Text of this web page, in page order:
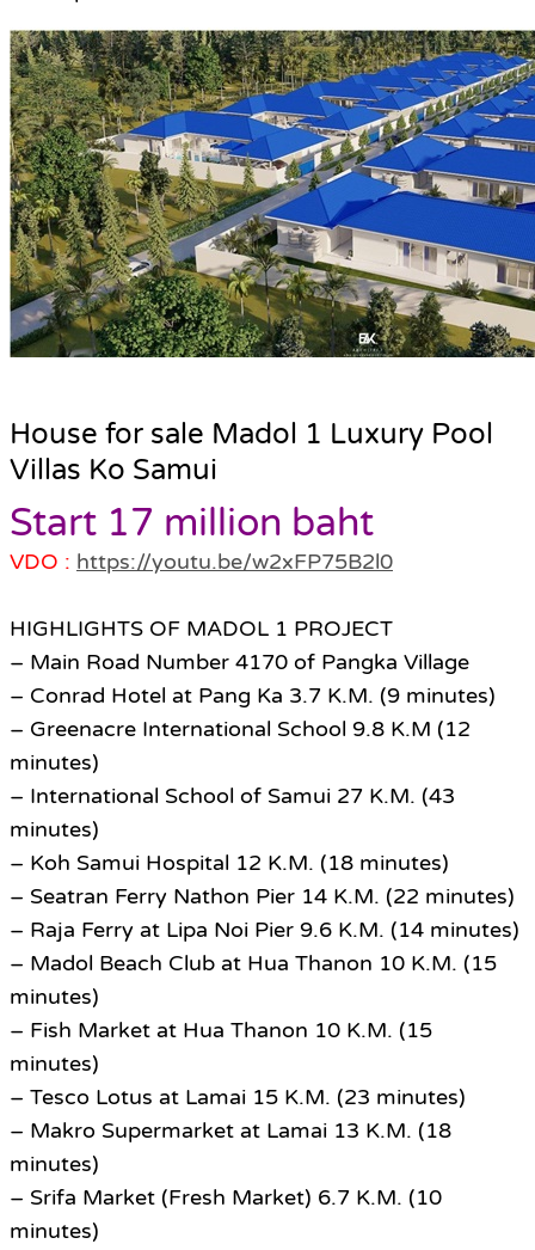
House for sale Madol 1 Luxury Pool
Villas Ko Samui
Start 17 million baht
VDO : https://youtu.be/w2xFP75B2l0
HIGHLIGHTS OF MADOL 1 PROJECT
– Main Road Number 4170 of Pangka Village
– Conrad Hotel at Pang Ka 3.7 K.M. (9 minutes)
– Greenacre International School 9.8 K.M (12
minutes)
– International School of Samui 27 K.M. (43
minutes)
– Koh Samui Hospital 12 K.M. (18 minutes)
– Seatran Ferry Nathon Pier 14 K.M. (22 minutes)
– Raja Ferry at Lipa Noi Pier 9.6 K.M. (14 minutes)
– Madol Beach Club at Hua Thanon 10 K.M. (15
minutes)
– Fish Market at Hua Thanon 10 K.M. (15
minutes)
– Tesco Lotus at Lamai 15 K.M. (23 minutes)
– Makro Supermarket at Lamai 13 K.M. (18
minutes)
– Srifa Market (Fresh Market) 6.7 K.M. (10
minutes)